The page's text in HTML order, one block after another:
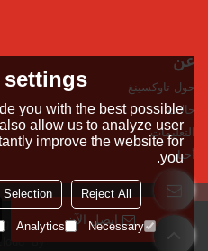
اتصل الآن
عن
حول تاوكسينغ
حالات
التعليمات
أخبار
Printing Machinery Co., LtdSupport
By
settings
you with the best possible
allow us to analyze user
improve the website for
you.
Reject All
Selection
Necessary
Analytics